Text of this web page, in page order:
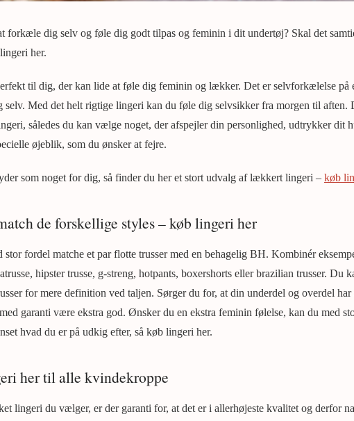
forkæle dig selv og føle dig godt tilpas og feminin i dit undertøj? Skal det
her.
til dig, der kan lide at føle dig feminin og lækker. Det er selvforkælelse på
selv. Med det helt rigtige lingeri kan du føle dig selvsikker fra morgen til aften.
således du kan vælge noget, der afspejler din personlighed, udtrykker dit
øjeblik, som du ønsker at fejre.
som noget for dig, så finder du her et stort udvalg af lækkert lingeri – køb
de forskellige styles – køb lingeri her
stor fordel matche et par flotte trusser med en behagelig BH. Kombinér
hipster trusse, g-streng, hotpants, boxershorts eller brazilian trusser. Du
for mere definition ved taljen. Sørger du for, at din underdel og overdel har
garanti være ekstra god. Ønsker du en ekstra feminin følelse, kan du med
hvad du er på udkig efter, så køb lingeri her.
her til alle kvindekroppe
lingeri du vælger, er der garanti for, at det er i allerhøjeste kvalitet og derfor